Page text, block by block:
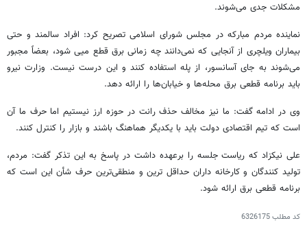
مشکلات جدی می‌شوند.
نماینده مردم مبارکه در مجلس شورای اسلامی تصریح کرد: افراد سالمند و حتی
بیماران ویلچری از آنجایی که نمی‌دانند چه زمانی برق قطع مییشود، بعضاً مجبور
می‌شوند به جای آسانسور، از پله استفاده کنند و این درست نیست. وزارت نیرو
باید برنامه قطعی برق محله‌ها و خیابان‌ها را ارائه دهد.
وی در ادامه گفت: ما نیز مخالف حذف رانت در حوزه ارز نیستیم اما حرف ما آن
است که تیم اقتصادی دولت باید با یکدیگر هماهنگ باشند و بازار را کنترل کنند.
علی نیکزاد که ریاست جلسه را برعهده داشت در پاسخ به این تذکر گفت: مردم،
تولید کنندگان و کارخانه داران حداقل ترینو منطقی‌ترین حرف شأن این است که
برنامه قطعی برق ارائه شود.
کد مطلب6326175